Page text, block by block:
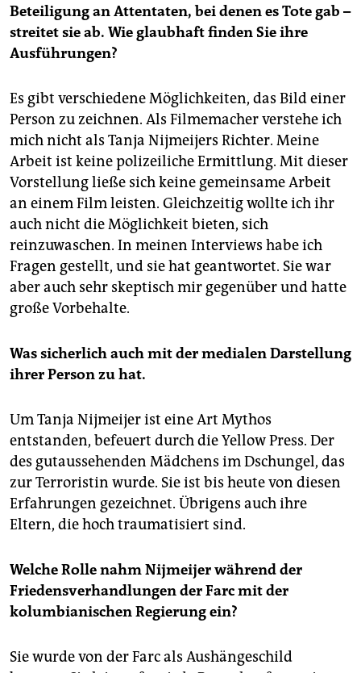
Beteiligung an Attentaten, bei denen es Tote gab –
streitet sie ab. Wie glaubhaft finden Sie ihre
Ausführungen?
Es gibt verschiedene Möglichkeiten, das Bild einer
Person zu zeichnen. Als Filmemacher verstehe ich
mich nicht als Tanja Nijmeijers Richter. Meine
Arbeit ist keine polizeiliche Ermittlung. Mit dieser
Vorstellung ließe sich keine gemeinsame Arbeit
an einem Film leisten. Gleichzeitig wollte ich ihr
auch nicht die Möglichkeit bieten, sich
reinzuwaschen. In meinen Interviews habe ich
Fragen gestellt, und sie hat geantwortet. Sie war
aber auch sehr skeptisch mir gegenüber und hatte
große Vorbehalte.
Was sicherlich auch mit der media­len Darstellung
ihrer Person zu hat.
Um Tanja Nijmeijer ist eine Art Mythos
entstanden, befeuert durch die Yellow Press. Der
des gutaussehenden Mädchens im Dschungel, das
zur Terroristin wurde. Sie ist bis heute von diesen
Erfahrungen gezeichnet. Übrigens auch ihre
Eltern, die hoch traumatisiert sind.
Welche Rolle nahm Nijmeijer während der
Friedensverhandlungen der Farc mit der
kolumbianischen Regierung ein?
Sie wurde von der Farc als Aushängeschild